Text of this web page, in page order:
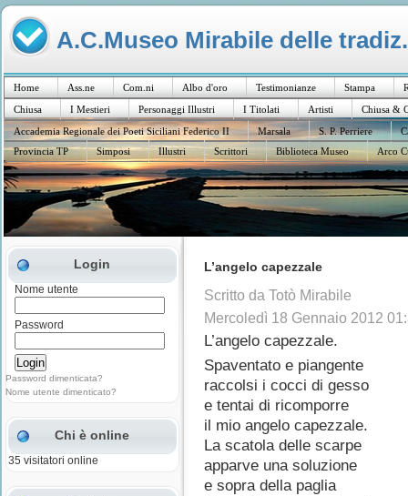
A.C.Museo Mirabile delle
Home Ass.ne Com.ni Albo d'oro Testimonianze Stampa
Chiusa
I Mestieri Personaggi Illustri I Titolati Artisti
Chiusa &
Accademia Regionale dei Poeti Siciliani Federico II
Marsala S. P. Perriere
Provincia TP
Simposi Illustri Scrittori Biblioteca Museo Arco
Login
Nome utente
Password
Password dimenticata?
Nome utente dimenticato?
Chi è online
35 visitatori online
L’angelo capezzale
Scritto da Totò Mirabile
Mercoledì 18 Gennaio 2012
L’angelo capezzale.
Spaventato e piangente
raccolsi i cocci di gesso
e tentai di ricomporre
il mio angelo capezzale.
La scatola delle scarpe
apparve una soluzione
e sopra della paglia